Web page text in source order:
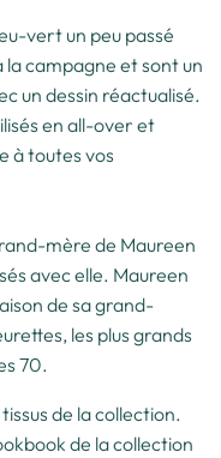
vert un peu passé
campagne et sont un
un dessin réactualisé.
en all-over et
à toutes vos
mère de Maureen
avec elle. Maureen
de sa grand-
les plus grands
70.
de la collection.
de la collection